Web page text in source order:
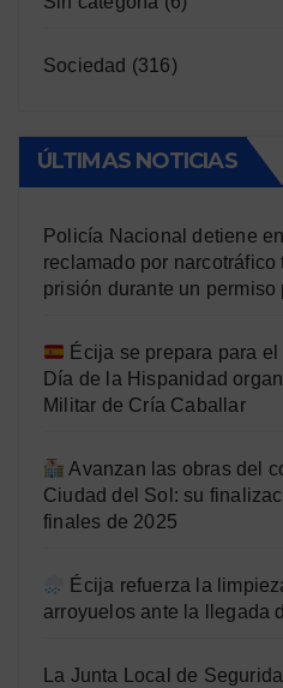
Sociedad (316)
ÚLTIMAS NOTICIAS
Policía Nacional detiene
reclamado por narcotráfico
prisión durante un permiso
Écija se prepara para
Día de la Hispanidad
Militar de Cría Caballar
Avanzan las obras del
Ciudad del Sol: su
finales de 2025
Écija refuerza la
arroyuelos ante la llegada
La Junta Local de